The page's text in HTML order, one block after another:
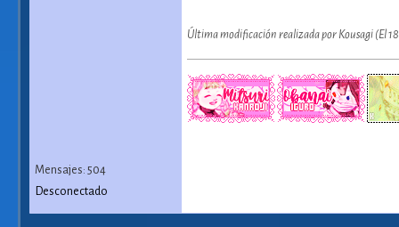
Mensajes: 504
Última modificación realizada por Kousagi (El
Desconectado